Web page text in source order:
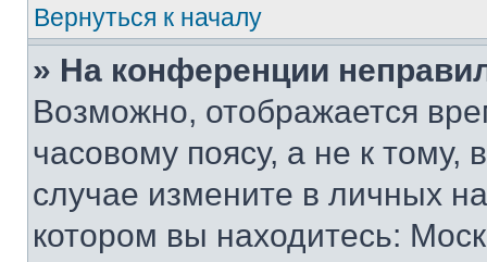
Вернуться к началу
» На конференции
Возможно, отображается
часовому поясу, а не к тому,
случае измените в личных
котором вы находитесь: